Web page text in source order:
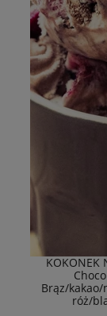
KOKONEK
Brąz/
róż/